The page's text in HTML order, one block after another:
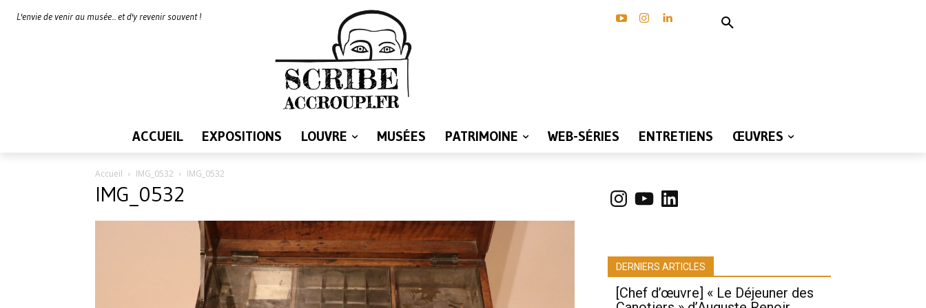
L'envie de venir au musée... et d'y revenir souvent !
ACCUEIL EXPOSITIONS LOUVRE MUSÉES PATRIMOINE WEB-SÉRIES ENTRETIENS ŒUVRES
Accueil IMG_0532 IMG_0532
IMG_0532 Instagram
YouTubeLinkedIn
DERNIERS ARTICLES
[Chef d’œuvre] « Le Déjeuner des